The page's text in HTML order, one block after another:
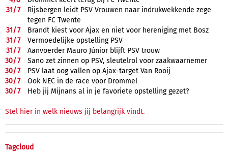
31/7
Rijsbergen leidt PSV Vrouwen naar indrukwekkende zege
tegen FC Twente
31/7
Brandt kiest voor Ajax en niet voor hereniging met Bosz
31/7
Vermoedelijke opstelling PSV
31/7
Aanvoerder Mauro Júnior blijft PSV trouw
30/7
Sano zet zinnen op PSV, sleutelrol voor zaakwaarnemer
30/7
PSV laat oog vallen op Ajax-target Van Rooij
30/7
Ook NEC in de race voor Drommel
30/7 Heb jij Mijnans al in je favoriete opstelling gezet?
Stel hier in welk nieuws jij belangrijk vindt.
Tagcloud